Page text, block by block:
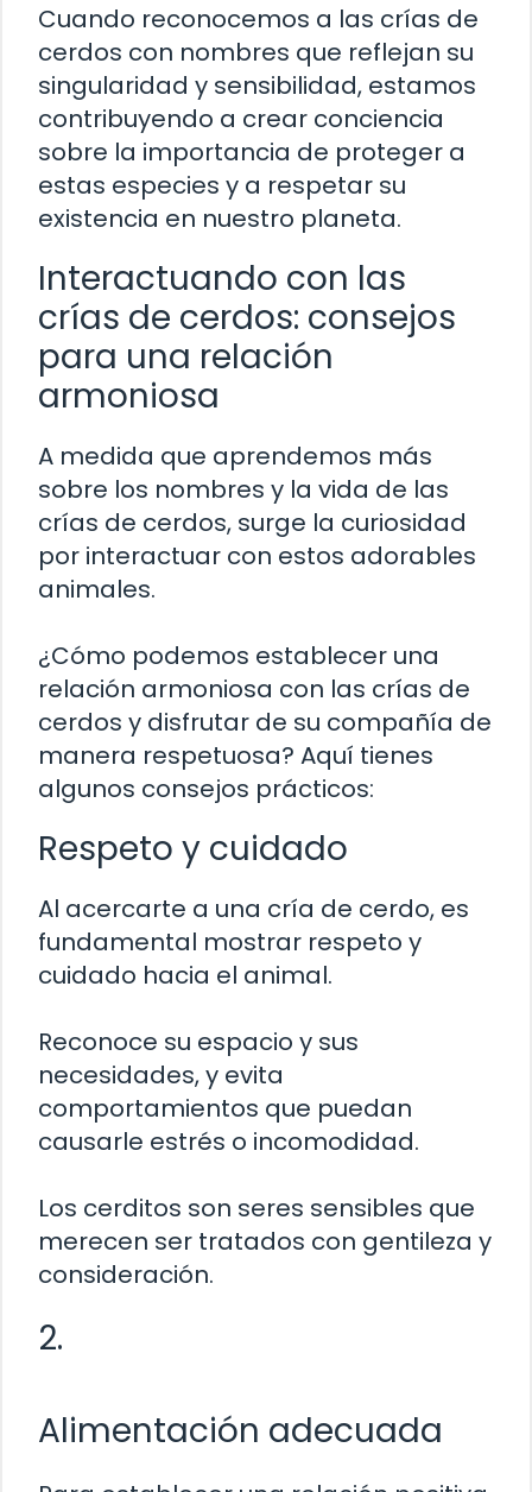
Cuando reconocemos a las crías de
cerdos con nombres que reflejan su
singularidad y sensibilidad, estamos
contribuyendo a crear conciencia
sobre la importancia de proteger a
estas especies y a respetar su
existencia en nuestro planeta.
Interactuando con las
crías de cerdos: consejos
para una relación
armoniosa
A medida que aprendemos más
sobre los nombres y la vida de las
crías de cerdos, surge la curiosidad
por interactuar con estos adorables
animales.
¿Cómo podemos establecer una
relación armoniosa con las crías de
cerdos y disfrutar de su compañía de
manera respetuosa? Aquí tienes
algunos consejos prácticos:
Respeto y cuidado
Al acercarte a una cría de cerdo, es
fundamental mostrar respeto y
cuidado hacia el animal.
Reconoce su espacio y sus
necesidades, y evita
comportamientos que puedan
causarle estrés o incomodidad.
Los cerditos son seres sensibles que
merecen ser tratados con gentileza y
consideración.
2.
Alimentación adecuada